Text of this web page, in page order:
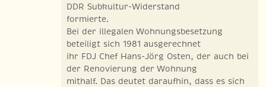
DDR Subkultur-Widerstand
formierte.
Bei der illegalen Wohnungsbesetzung
beteiligt sich 1981 ausgerechnet
ihr FDJ Chef Hans-Jörg Osten, der auch bei
der Renovierung der Wohnung
mithalf. Das deutet daraufhin, dass es sich